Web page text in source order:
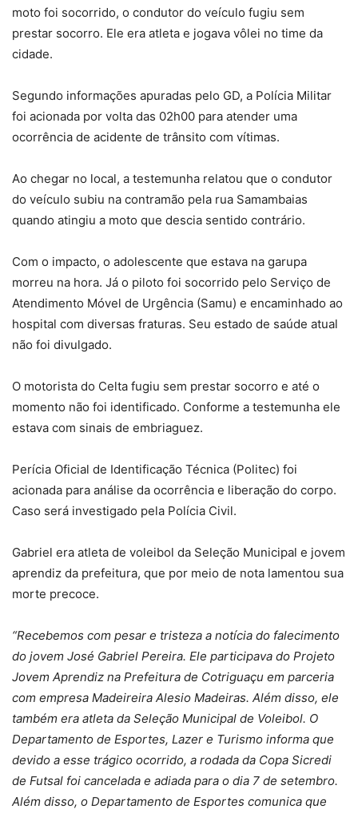
moto foi socorrido, o condutor do veículo fugiu sem
prestar socorro. Ele era atleta e jogava vôlei no time da
cidade.
Segundo informações apuradas pelo GD, a Polícia Militar
foi acionada por volta das 02h00 para atender uma
ocorrência de acidente de trânsito com vítimas.
Ao chegar no local, a testemunha relatou que o condutor
do veículo subiu na contramão pela rua Samambaias
quando atingiu a moto que descia sentido contrário.
Com o impacto, o adolescente que estava na garupa
morreu na hora. Já o piloto foi socorrido pelo Serviço de
Atendimento Móvel de Urgência (Samu) e encaminhado ao
hospital com diversas fraturas. Seu estado de saúde atual
não foi divulgado.
O motorista do Celta fugiu sem prestar socorro e até o
momento não foi identificado. Conforme a testemunha ele
estava com sinais de embriaguez.
Perícia Oficial de Identificação Técnica (Politec) foi
acionada para análise da ocorrência e liberação do corpo.
Caso será investigado pela Polícia Civil.
Gabriel era atleta de voleibol da Seleção Municipal e jovem
aprendiz da prefeitura, que por meio de nota lamentou sua
morte precoce.
“Recebemos com pesar e tristeza a notícia do falecimento
do jovem José Gabriel Pereira. Ele participava do Projeto
Jovem Aprendiz na Prefeitura de Cotriguaçu em parceria
com empresa Madeireira Alesio Madeiras. Além disso, ele
também era atleta da Seleção Municipal de Voleibol. O
Departamento de Esportes, Lazer e Turismo informa que
devido a esse trágico ocorrido, a rodada da Copa Sicredi
de Futsal foi cancelada e adiada para o dia 7 de setembro.
Além disso, o Departamento de Esportes comunica que